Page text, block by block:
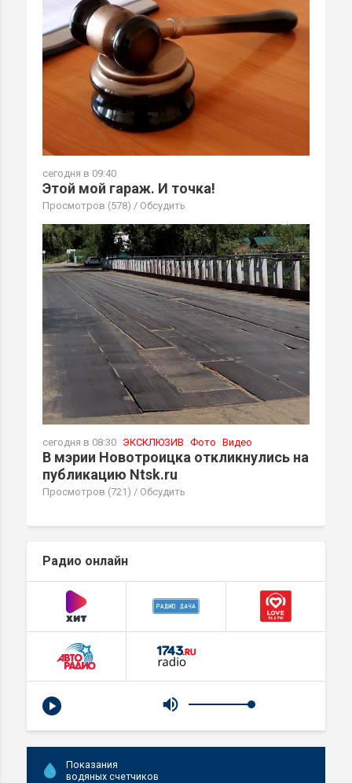
сегодня в 09:40
Этой мой гараж. И точка!
Просмотров (578) / Обсудить
сегодня в 08:30 ЭКСКЛЮЗИВ Фото Видео
В мэрии Новотроицка откликнулись на
публикацию Ntsk.ru
Просмотров (721) / Обсудить
Радио онлайн
Показания
водяных счетчиков